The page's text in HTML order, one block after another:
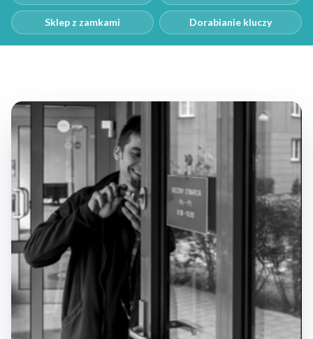
Sklep z zamkami Dorabianie kluczy